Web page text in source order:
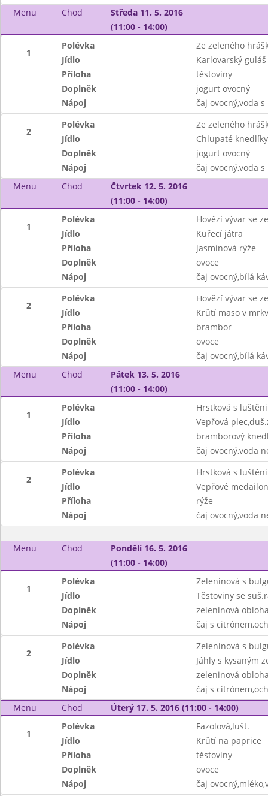
Menu
Chod
Středa 11. 5. 2016
(11:00 - 14:00)
1
Polévka
Ze zeleného
Jídlo
Karlovarský
Příloha
těstoviny
Doplněk
jogurt ovocný
Nápoj
čaj ovocný,voda
2
Polévka
Ze zeleného
Jídlo
Chlupaté
Doplněk
jogurt ovocný
Nápoj
čaj ovocný,voda
Menu
Chod
Čtvrtek 12. 5. 2016
(11:00 - 14:00)
1
Polévka
Hovězí vývar se
Jídlo
Kuřecí játra
Příloha
jasmínová rýže
Doplněk
ovoce
Nápoj
čaj ovocný,bílá
2
Polévka
Hovězí vývar se
Jídlo
Krůtí maso v
Příloha
brambor
Doplněk
ovoce
Nápoj
čaj ovocný,bílá
Menu
Chod
Pátek 13. 5. 2016
(11:00 - 14:00)
1
Polévka
Hrstková s
Jídlo
Vepřová
Příloha
bramborový
Nápoj
čaj ovocný,voda
2
Polévka
Hrstková s
Jídlo
Vepřové
Příloha
rýže
Nápoj
čaj ovocný,voda
Menu Chod
Pondělí 16. 5. 2016
(11:00 - 14:00)
1
Polévka
Zeleninová s
Jídlo
Těstoviny se
Doplněk
zeleninová
Nápoj
čaj s
2
Polévka
Zeleninová s
Jídlo
Jáhly s kysaným
Doplněk
zeleninová
Nápoj
čaj s
Menu
Chod Úterý 17. 5. 2016 (11:00 - 14:00)
1
Polévka
Fazolová,lušt.
Jídlo
Krůtí na paprice
Příloha
těstoviny
Doplněk
ovoce
Nápoj
čaj